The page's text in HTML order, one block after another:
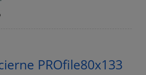
PROfile80x133